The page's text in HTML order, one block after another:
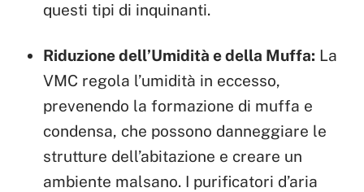
questi tipi di inquinanti.
Riduzione dell’Umidità e della Muffa: La
VMC regola l’umidità in eccesso,
prevenendo la formazione di muffa e
condensa, che possono danneggiare le
strutture dell’abitazione e creare un
ambiente malsano. I purificatori d’aria